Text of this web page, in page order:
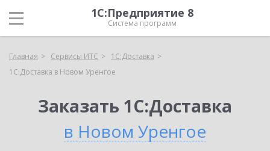
1С:Предприятие 8
Система программ
Главная Сервисы ИТС
1С:Доставка
1С:Доставка в Новом Уренгое
Заказать 1С:Доставка
в Новом Уренгое